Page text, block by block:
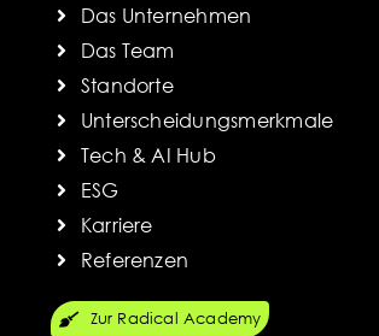
Das Unternehmen
Das Team
Standorte
Unterscheidungsmerkmale
Tech & AI Hub
ESG
Karriere
Referenzen
Zur Radical Academy